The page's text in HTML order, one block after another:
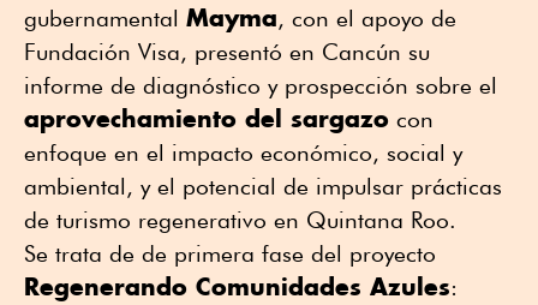
gubernamental Mayma, con el apoyo de
Fundación Visa, presentó en Cancún su
informe de diagnóstico y prospección sobre el
aprovechamiento del sargazo con
enfoque en el impacto económico, social y
ambiental, y el potencial de impulsar prácticas
de turismo regenerativo en Quintana Roo.
Se trata de de primera fase del proyecto
Regenerando Comunidades Azules: